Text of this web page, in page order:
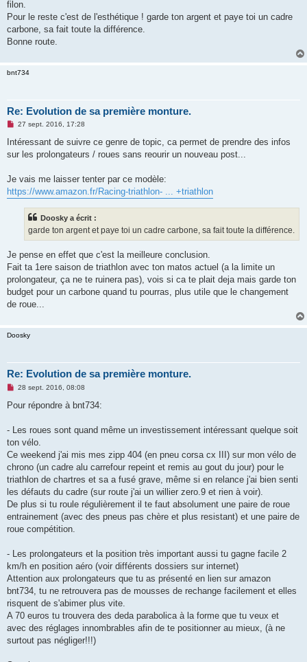
filon.
Pour le reste c'est de l'esthétique ! garde ton argent et paye toi un cadre
carbone, sa fait toute la différence.
Bonne route.
bnt734
Re: Evolution de sa première monture.
M
s
a
n
o
n
27 sept. 2016, 17:28
Intéressant de suivre ce genre de topic, ca permet de prendre des infos
sur les prolongateurs / roues sans reourir un nouveau post...
Je vais me laisser tenter par ce modèle:
https://www.amazon.fr/Racing-triathlon- ... +triathlon
Doosky a écrit :
garde ton argent et paye toi un cadre carbone, sa fait toute la différence.
Je pense en effet que c'est la meilleure conclusion.
Fait ta 1ere saison de triathlon avec ton matos actuel (a la limite un
prolongateur, ça ne te ruinera pas), vois si ca te plait deja mais garde ton
budget pour un carbone quand tu pourras, plus utile que le changement
de roue...
Doosky
Re: Evolution de sa première monture.
M
s
g
n
o
l
u
28 sept. 2016, 08:08
Pour répondre à bnt734:
- Les roues sont quand même un investissement intéressant quelque soit
ton vélo.
Ce weekend j'ai mis mes zipp 404 (en pneu corsa cx III) sur mon vélo de
chrono (un cadre alu carrefour repeint et remis au gout du jour) pour le
triathlon de chartres et sa a fusé grave, même si en relance j'ai bien senti
les défauts du cadre (sur route j'ai un willier zero.9 et rien à voir).
De plus si tu roule régulièrement il te faut absolument une paire de roue
entrainement (avec des pneus pas chère et plus resistant) et une paire de
roue compétition.
- Les prolongateurs et la position très important aussi tu gagne facile 2
km/h en position aéro (voir différents dossiers sur internet)
Attention aux prolongateurs que tu as présenté en lien sur amazon
bnt734, tu ne retrouvera pas de mousses de rechange facilement et elles
risquent de s'abimer plus vite.
A 70 euros tu trouvera des deda parabolica à la forme que tu veux et
avec des réglages innombrables afin de te positionner au mieux, (à ne
surtout pas négliger!!!)